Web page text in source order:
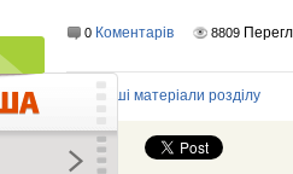
0 Коментарів 8809
Інші матеріали розділу